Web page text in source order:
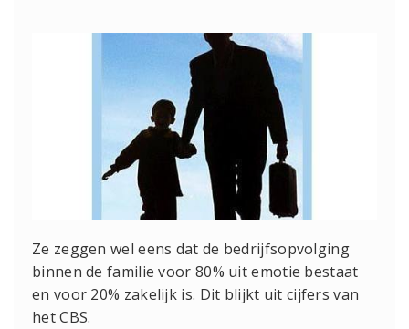
Ze zeggen wel eens dat de bedrijfsopvolging
binnen de familie voor 80% uit emotie bestaat
en voor 20% zakelijk is. Dit blijkt uit cijfers van
het CBS.